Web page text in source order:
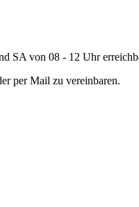
SA von 08 - 12 Uhr
per Mail zu vereinbaren.